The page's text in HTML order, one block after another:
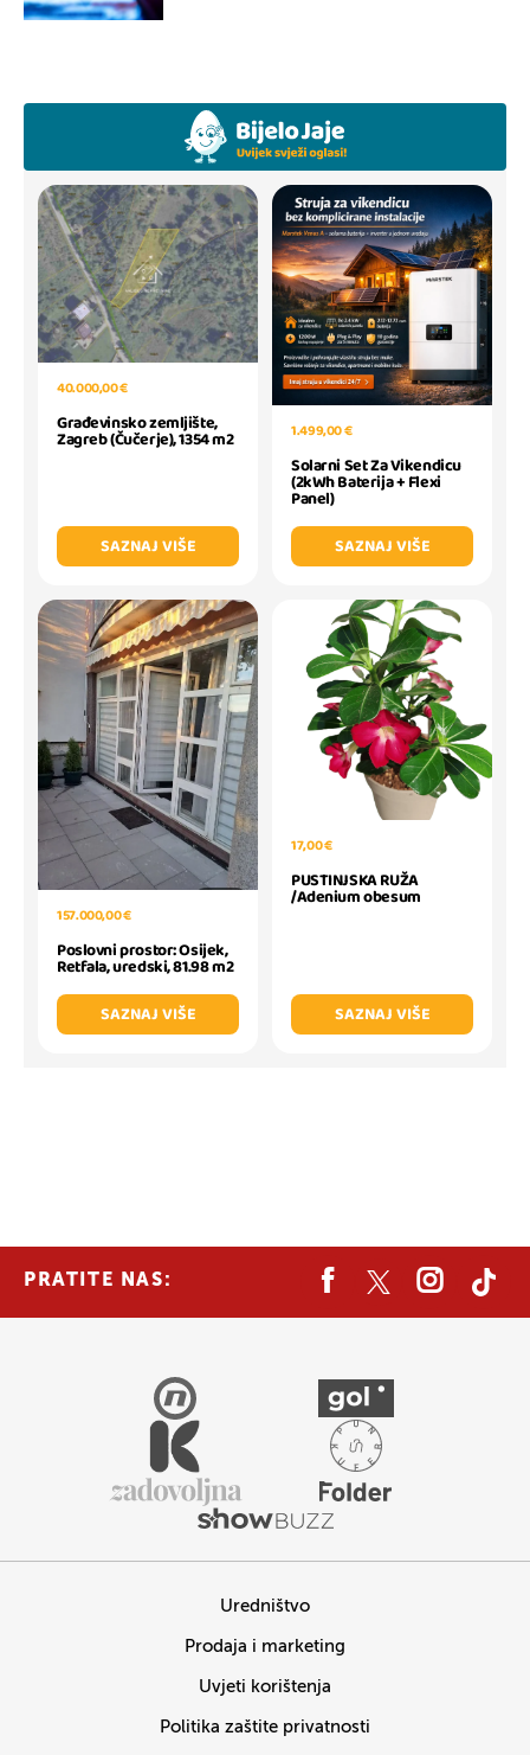
40.000,00 €
Građevinsko zemljište,
Zagreb (Čučerje), 1354 m2
SAZNAJ VIŠE
1.499,00 €
Solarni Set Za Vikendicu
(2kWh Baterija + Flexi
Panel)
SAZNAJ VIŠE
157.000,00 €
Poslovni prostor: Osijek,
Retfala, uredski, 81.98 m2
SAZNAJ VIŠE
17,00 €
PUSTINJSKA RUŽA
/Adenium obesum
SAZNAJ VIŠE
PRATITE NAS:
Uredništvo
Prodaja i marketing
Uvjeti korištenja
Politika zaštite privatnosti